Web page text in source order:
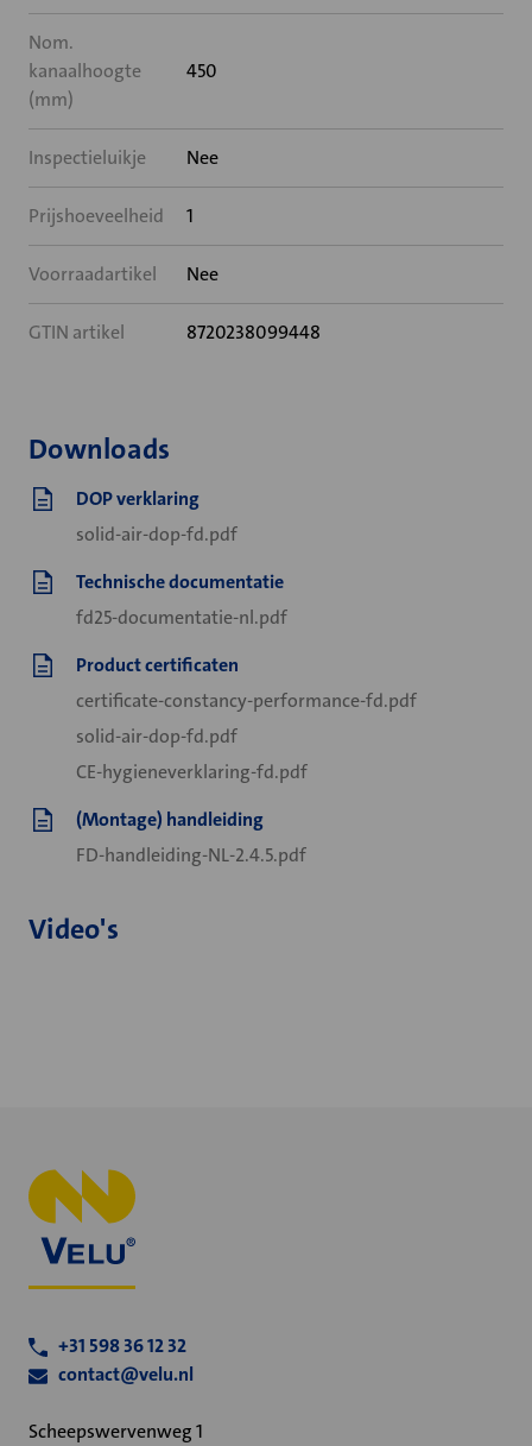
Nom.
kanaalhoogte
(mm)
450
Inspectieluikje Nee
Prijshoeveelheid 1
Voorraadartikel Nee
GTIN artikel 8720238099448
Downloads
DOP verklaring
solid-air-dop-fd.pdf
Technische documentatie
fd25-documentatie-nl.pdf
Product certificaten
certificate-constancy-performance-fd.pdf
solid-air-dop-fd.pdf
CE-hygieneverklaring-fd.pdf
(Montage) handleiding
FD-handleiding-NL-2.4.5.pdf
Video's
+31 598 36 12 32
contact@velu.nl
Scheepswervenweg 1